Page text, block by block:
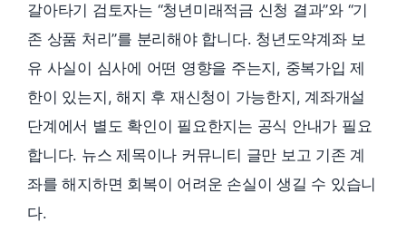
갈아타기 검토자는 “청년미래적금 신청 결과”와 “기
존 상품 처리”를 분리해야 합니다. 청년도약계좌 보
유 사실이 심사에 어떤 영향을 주는지, 중복가입 제
한이 있는지, 해지 후 재신청이 가능한지, 계좌개설
단계에서 별도 확인이 필요한지는 공식 안내가 필요
합니다. 뉴스 제목이나 커뮤니티 글만 보고 기존 계
좌를 해지하면 회복이 어려운 손실이 생길 수 있습니
다.